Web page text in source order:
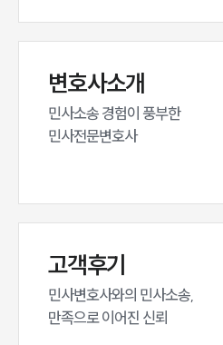
변호사소개
민사소송 경험이 풍부한
민사전문변호사
고객후기
민사변호사와의 민사소송,
만족으로 이어진 신뢰